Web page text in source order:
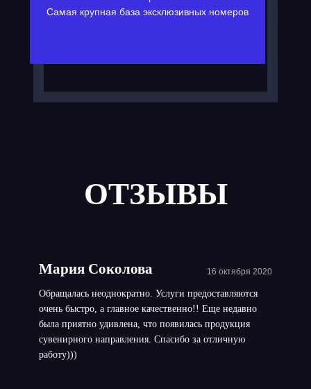
Самая крупная база эксклюзивных номеров
ОТЗЫВЫ
Мария Соколова 16 октября 2020
Обращалась неоднократно. Услуги предоставляются
очень быстро, а главное качественно!! Еще недавно
была приятно удивлена, что появилась продукция
сувенирного направления. Спасибо за отличную
работу)))